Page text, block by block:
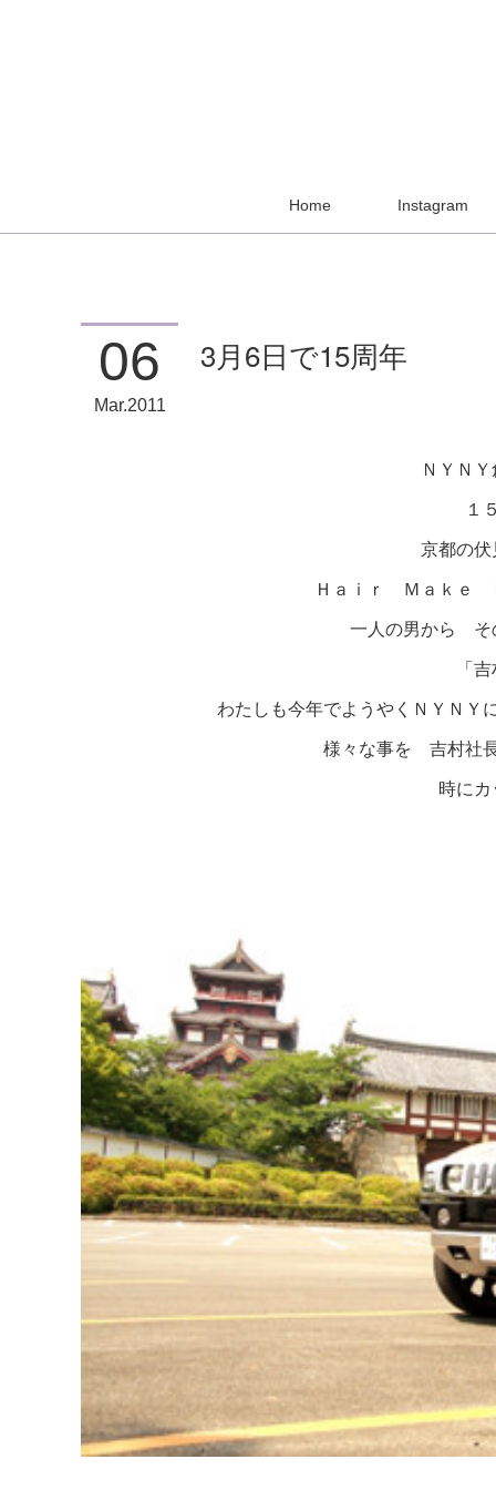
Home Instagram
06
Mar 2011
3月6日で15周年
ＮＹＮ
１
京都の
Ｈａｉｒ Ｍａｋｅ
一人の男から そ
「
わたしも今年でようやくＮＹＮＹ
様々な事を 吉村社
時に